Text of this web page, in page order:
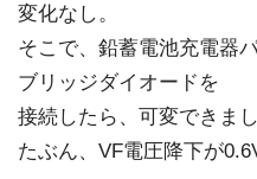
変化なし。
そこで、鉛蓄電池充電器
ブリッジダイオードを
接続したら、可変できまし
たぶん、VF電圧降下が